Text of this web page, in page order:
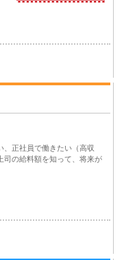
正社員で働きたい（高収
の給料額を知って、将来が